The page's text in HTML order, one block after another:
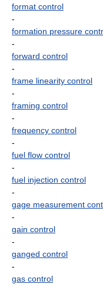
format control
-
formation pressure
-
forward control
-
frame linearity control
-
framing control
-
frequency control
-
fuel flow control
-
fuel injection control
-
gage measurement
-
gain control
-
ganged control
-
gas control